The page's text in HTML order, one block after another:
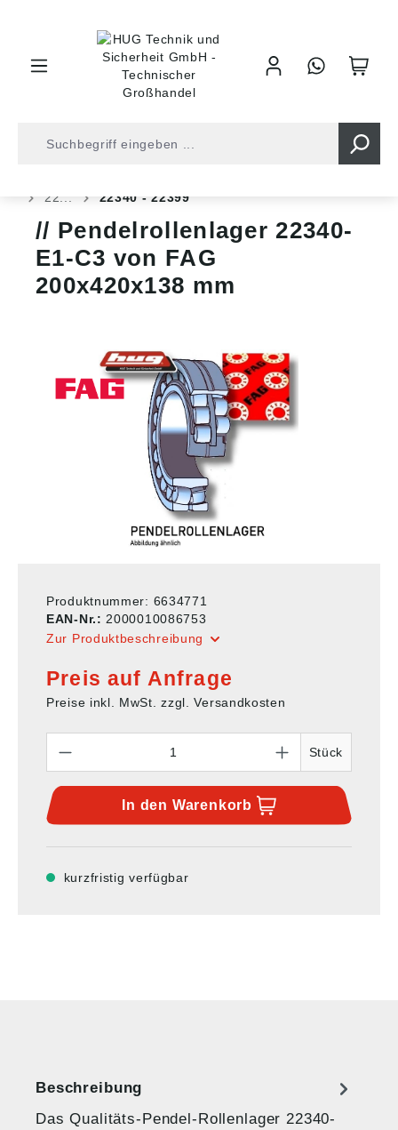
22...
22340 - 22399
Pendelrollenlager 22340-
E1-C3 von FAG
200x420x138 mm
Produktnummer: 6634771
EAN-Nr.: 2000010086753
Zur Produktbeschreibung
Preis auf Anfrage
Preise inkl. MwSt. zzgl. Versandkosten
Stück
In den Warenkorb
kurzfristig verfügbar
Beschreibung
Das Qualitäts-Pendel-Rollenlager 22340-